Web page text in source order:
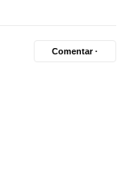
Comentar ·